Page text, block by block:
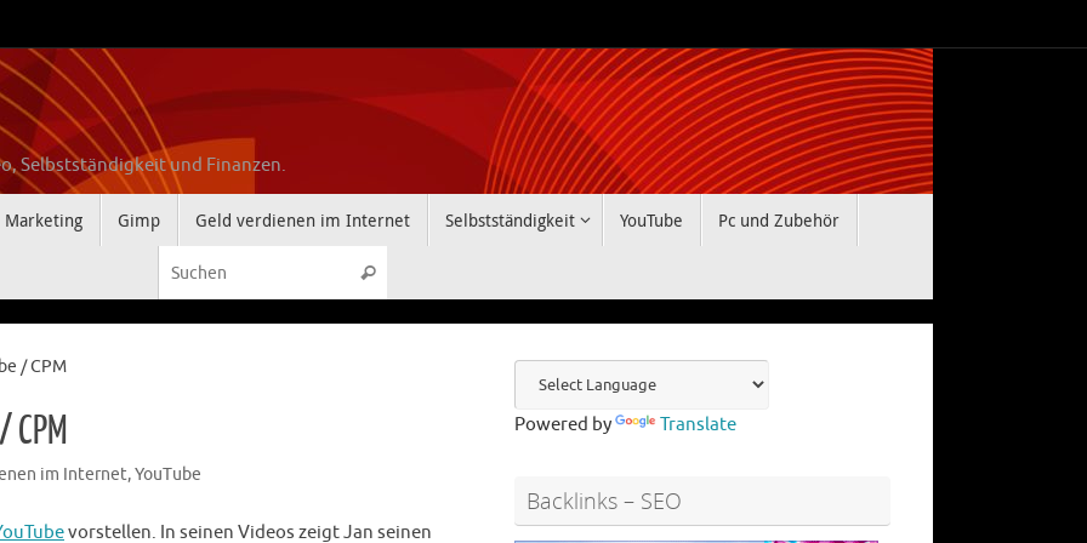
Selbstständigkeit und Finanzen.
Marketing Gimp Geld verdienen im Internet Selbstständigkeit YouTube
Pc und Zubehör
Suchen
/ CPM
im Internet,YouTube
vorstellen. In seinen Videos zeigt Jan seinen
Powered by Translate
Backlinks – SEO